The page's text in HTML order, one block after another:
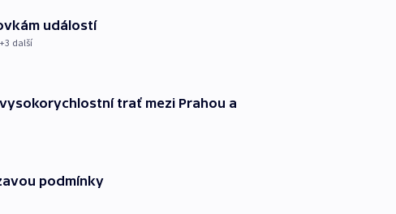
událostí
další
trať mezi Prahou a
podmínky